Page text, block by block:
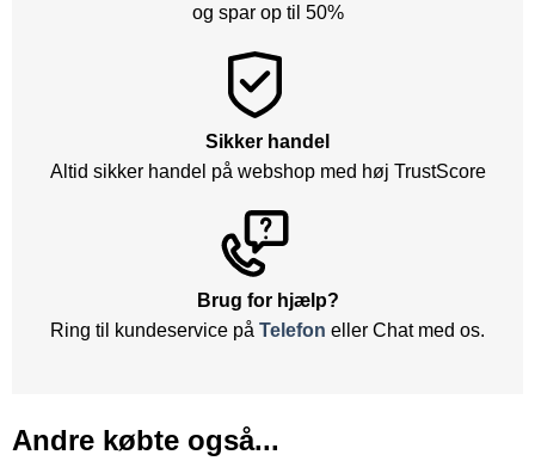
og spar op til 50%
Sikker handel
Altid sikker handel på webshop med høj TrustScore
Brug for hjælp?
Ring til kundeservice på Telefon eller Chat med os.
Andre købte også...